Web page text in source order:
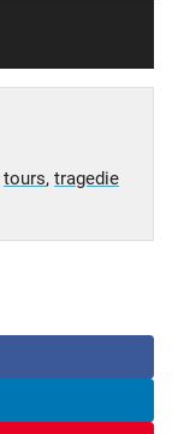
tours, tragedie